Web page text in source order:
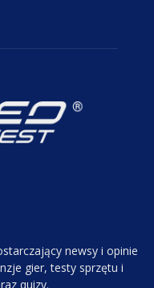
newsy i opinie
gier, testy sprzętu i
quizy.